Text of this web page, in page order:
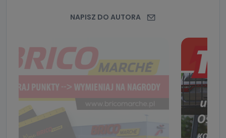
NAPISZ DO AUTORA